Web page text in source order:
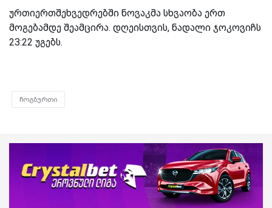
ურთიერთშეხვედრებში ნოვაკმა სხვაობა ერთ
მოგებამდე შეამცირა. დღეისთვის, ნადალი ჯოკოვიჩს
23:22 უგებს.
ჩოგბურთი